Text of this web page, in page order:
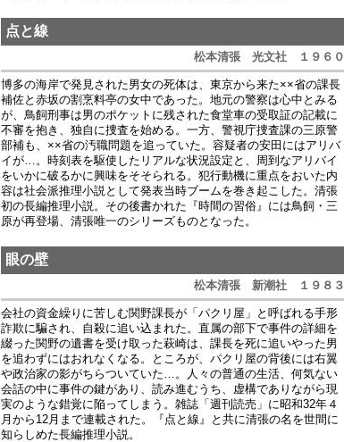
点と線
松本清張 光文社 １９６０
博多の海岸で発見された男女の死体は、東京から来た××省の課長
補佐と赤坂の割烹料亭の女中であった。地元の警察は心中とみる
が、鳥飼刑事は男のポケットに残された食堂車の受取証の記載に
不審を抱き、独自に捜査を始める。一方、警視庁捜査課の三原警
部補も、××省の汚職問題を追っていた。容疑者の安田にはアリバ
イが…。時刻表を駆使したリアルな状況設定と、周到なアリバイ
をいかに破るかに興味をそそられる。犯行動機に重点をおいた内
容は社会派推理小説として発表当時ブームを巻き起こした。清張
初の長編推理小説。その後書かれた『時間の習俗』には鳥飼・三
原が再登場、清張唯一のシリーズものとなった。
眼の壁
松本清張 新潮社 １９８３
会社の資金繰りに苦しむ関野課長が「パクリ屋」と呼ばれる手形
詐欺に騙され、自殺に追い込まれた。直属の部下で事件の詳細を
綴った関野の遺書を受け取った萩崎は、課長を死に追いやった男
を追わずにはおれなくなる。ところが、パクリ屋の背後には右翼
や政治家の影がちらついていた…。人々の普通の生活、何気ない
会話の中に事件の鍵があり、読み進むうち、虚構でありながら現
実のような錯覚に陥ってしまう。雑誌「週刊読売」に昭和32年４
月から12月まで連載された。『点と線』と共に清張の名を世間に
知らしめた長編推理小説。